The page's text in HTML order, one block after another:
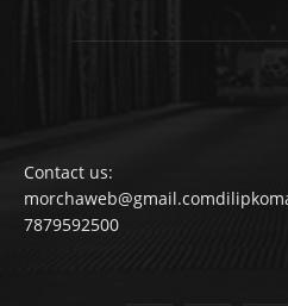
Contact us:
7879592500